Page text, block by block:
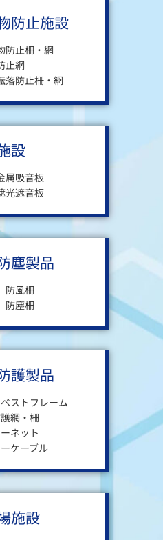
防止施設
防止柵・網
止網
落防止柵・網
設
属吸音板
光遮音板
塵製品
防風柵
防塵柵
護製品
ストフレーム
網・柵
ネット
ケーブル
施設